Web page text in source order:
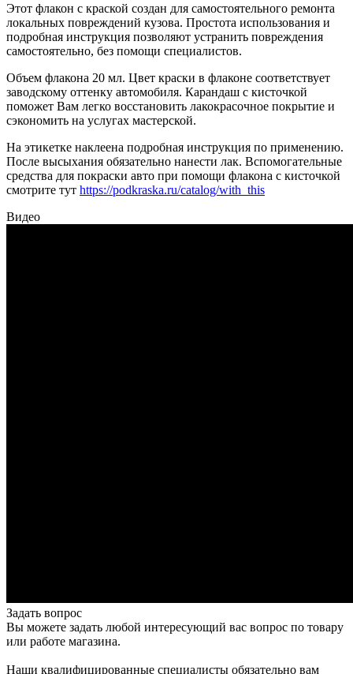
Этот флакон с краской создан для самостоятельного ремонта
локальных повреждений кузова. Простота использования и
подробная инструкция позволяют устранить повреждения
самостоятельно, без помощи специалистов.
Объем флакона 20 мл. Цвет краски в флаконе соответствует
заводскому оттенку автомобиля. Карандаш с кисточкой
поможет Вам легко восстановить лакокрасочное покрытие и
сэкономить на услугах мастерской.
На этикетке наклеена подробная инструкция по применению.
После высыхания обязательно нанести лак. Вспомогательные
средства для покраски авто при помощи флакона с кисточкой
смотрите тут https://podkraska.ru/catalog/with_this
Видео
Задать вопрос
Вы можете задать любой интересующий вас вопрос по товару
или работе магазина.
Наши квалифицированные специалисты обязательно вам